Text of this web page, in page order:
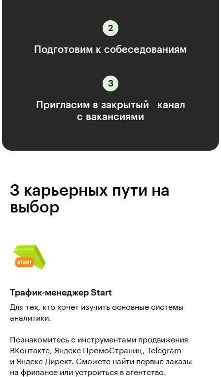
Подготовим к собеседованиям
Пригласим в закрытый канал
с вакансиями
3 карьерных пути на
выбор
Трафик-менеджер Start
Для тех, кто хочет изучить основные системы
аналитики.
Познакомитесь с инструментами продвижения
ВКонтакте, Яндекс ПромоСтраниц, Telegram
и Яндекс Директ. Сможете найти первые заказы
на фрилансе или устроиться в агентство.